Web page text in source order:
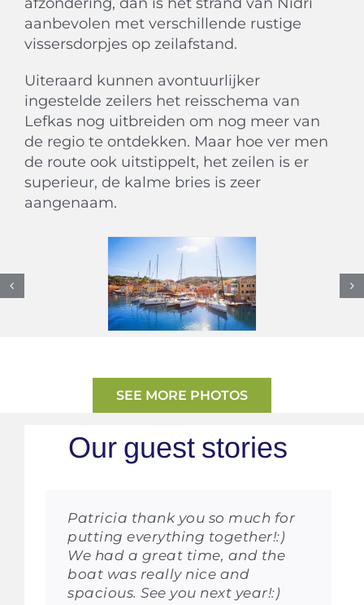
aanbevolen met verschillende rustige
vissersdorpjes op zeilafstand.
Uiteraard kunnen avontuurlijker
ingestelde zeilers het reisschema van
Lefkas nog uitbreiden om nog meer van
de regio te ontdekken. Maar hoe ver men
de route ook uitstippelt, het zeilen is er
superieur, de kalme bries is zeer
aangenaam.
SEE MORE PHOTOS
Patricia thank you so much for
putting everything together!:)
We had a great time, and the
boat was really nice and
spacious. See you next year!:)